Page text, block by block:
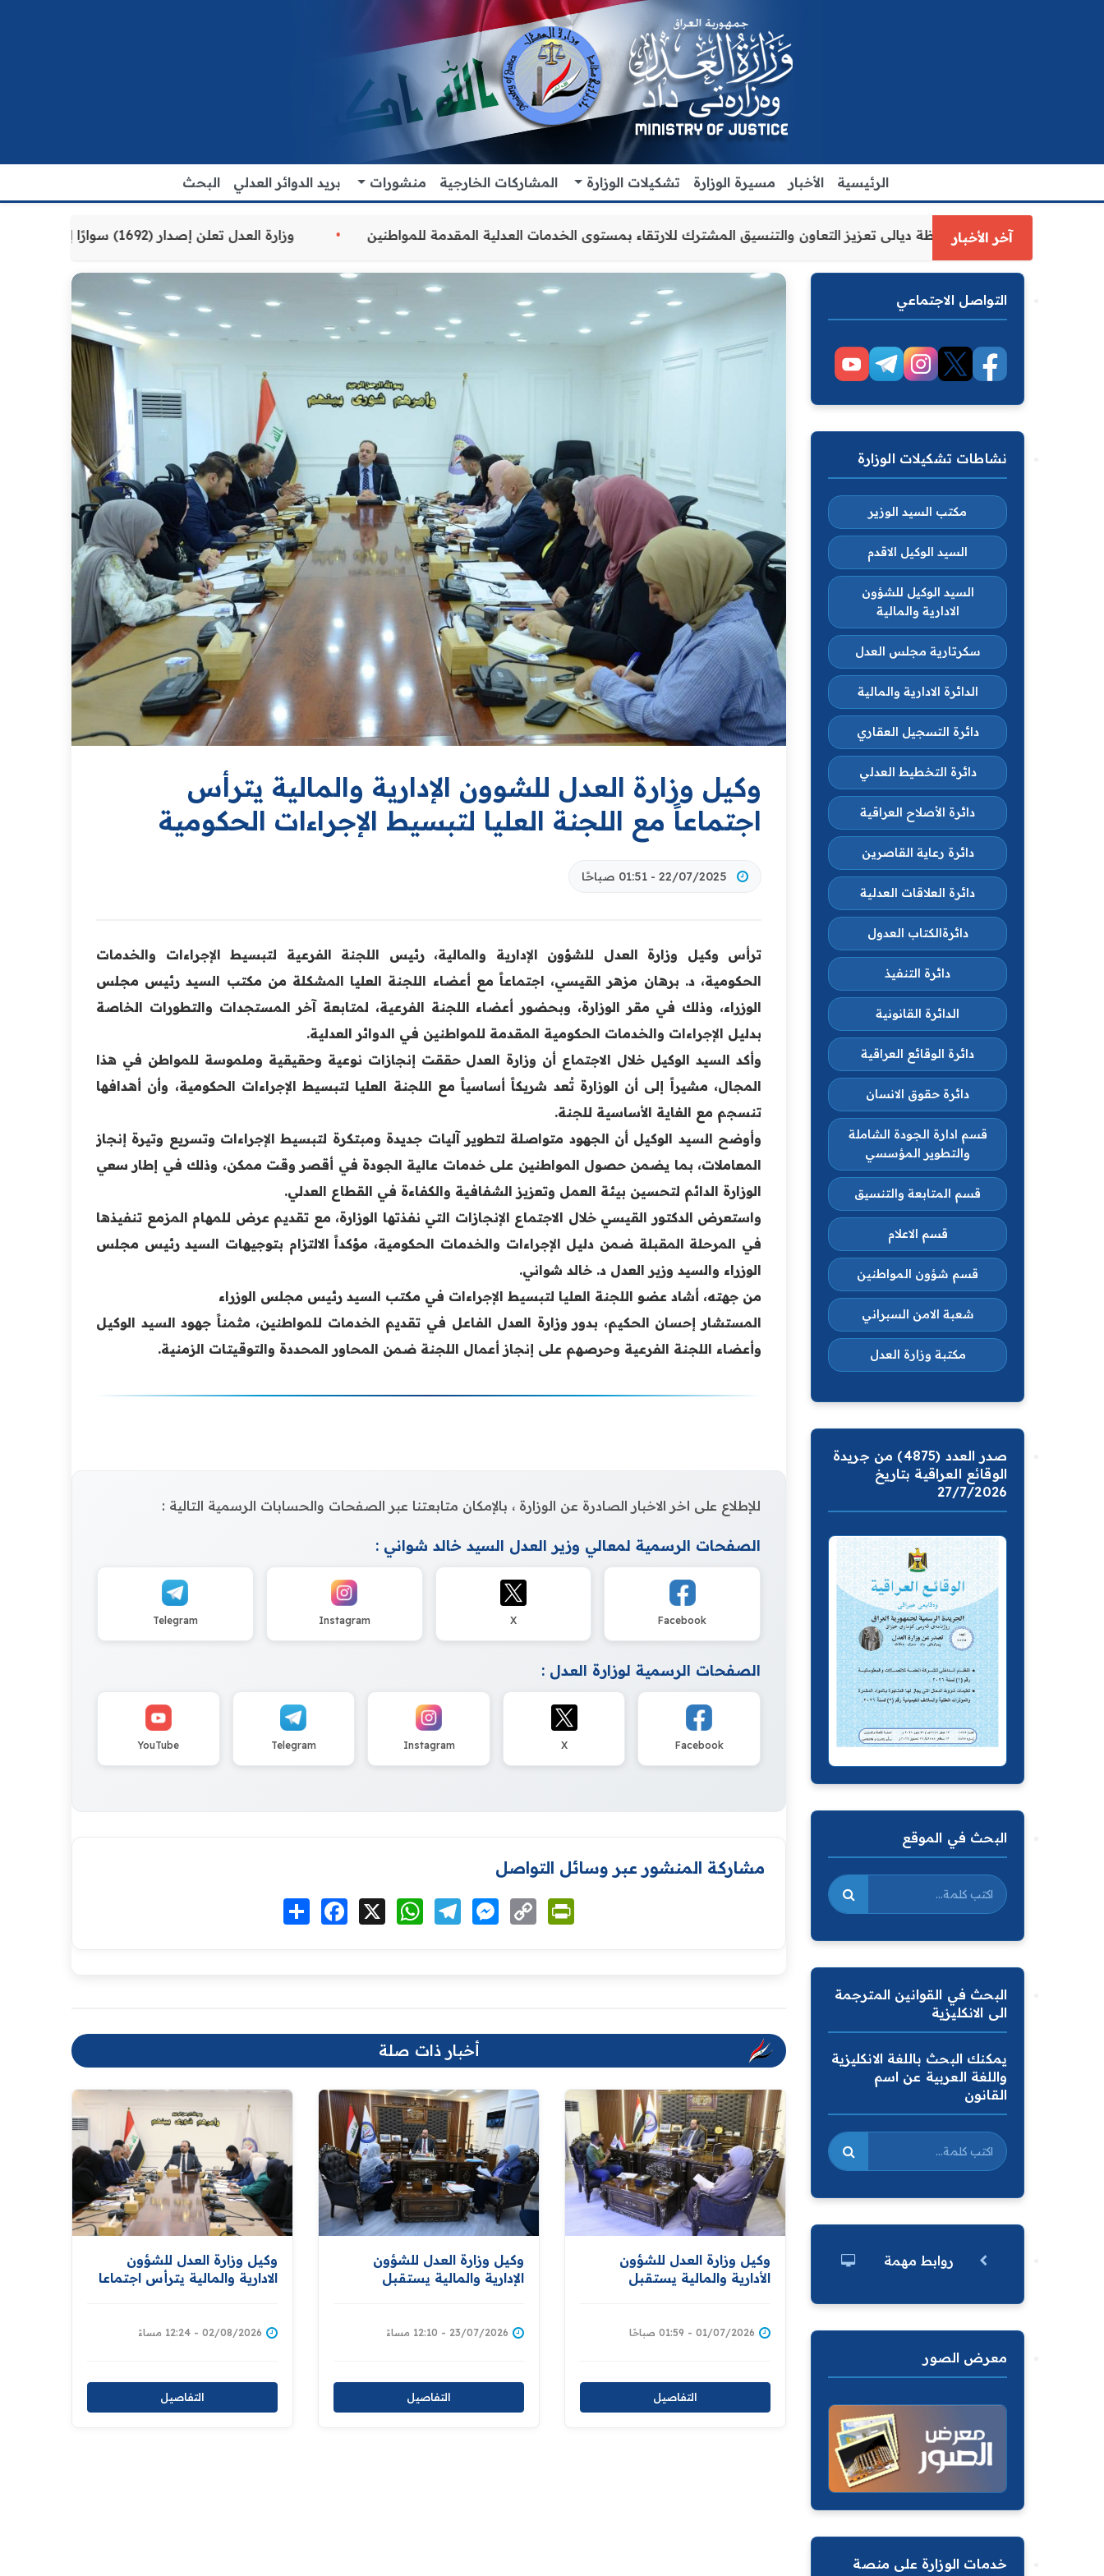
الرئيسية الأخبار مسيرة الوزارة تشكيلات الوزارة المشاركات الخارجية منشورات بريد الدوائر العدلي البحث
آخر الأخبار
العدل الاقدم يبحث مع رئيس مجلس محافظة ديالى تعزيز التعاون والتنسيق المشترك للارتقاء بمستوى الخدمات العدلية المقدمة للمواطنين وزارة العدل تعلن إصدار (1692) سوارًا إلكترونيًا لنزلاء سجن الناصرية المركزي لتنظيم التعاملات المالية داخل المؤسسات الإصلاحية
وكيل وزارة العدل للشوون الإدارية والمالية يترأس
اجتماعاً مع اللجنة العليا لتبسيط الإجراءات الحكومية
22/07/2025 - 01:51 صباحًا
ترأس وكيل وزارة العدل للشؤون الإدارية والمالية، رئيس اللجنة الفرعية لتبسيط الإجراءات والخدمات
الحكومية، د. برهان مزهر القيسي، اجتماعاً مع أعضاء اللجنة العليا المشكلة من مكتب السيد رئيس مجلس
الوزراء، وذلك في مقر الوزارة، وبحضور أعضاء اللجنة الفرعية، لمتابعة آخر المستجدات والتطورات الخاصة
بدليل الإجراءات والخدمات الحكومية المقدمة للمواطنين في الدوائر العدلية.
وأكد السيد الوكيل خلال الاجتماع أن وزارة العدل حققت إنجازات نوعية وحقيقية وملموسة للمواطن في هذا
المجال، مشيراً إلى أن الوزارة تُعد شريكاً أساسياً مع اللجنة العليا لتبسيط الإجراءات الحكومية، وأن أهدافها
تنسجم مع الغاية الأساسية للجنة.
وأوضح السيد الوكيل أن الجهود متواصلة لتطوير آليات جديدة ومبتكرة لتبسيط الإجراءات وتسريع وتيرة إنجاز
المعاملات، بما يضمن حصول المواطنين على خدمات عالية الجودة في أقصر وقت ممكن، وذلك في إطار سعي
الوزارة الدائم لتحسين بيئة العمل وتعزيز الشفافية والكفاءة في القطاع العدلي.
واستعرض الدكتور القيسي خلال الاجتماع الإنجازات التي نفذتها الوزارة، مع تقديم عرض للمهام المزمع تنفيذها
في المرحلة المقبلة ضمن دليل الإجراءات والخدمات الحكومية، مؤكداً الالتزام بتوجيهات السيد رئيس مجلس
الوزراء والسيد وزير العدل د. خالد شواني.
من جهته، أشاد عضو اللجنة العليا لتبسيط الإجراءات في مكتب السيد رئيس مجلس الوزراء
المستشار إحسان الحكيم، بدور وزارة العدل الفاعل في تقديم الخدمات للمواطنين، مثمناً جهود السيد الوكيل
وأعضاء اللجنة الفرعية وحرصهم على إنجاز أعمال اللجنة ضمن المحاور المحددة والتوقيتات الزمنية.
للإطلاع على اخر الاخبار الصادرة عن الوزارة ، بالإمكان متابعتنا عبر الصفحات والحسابات الرسمية التالية :
الصفحات الرسمية لمعالي وزير العدل السيد خالد شواني :
Facebook
X
Instagram
Telegram
الصفحات الرسمية لوزارة العدل :
Facebook
X
Instagram
Telegram
YouTube
مشاركة المنشور عبر وسائل التواصل
انشر Facebook WhatsAppTelegramMessenger
Copy
Link
أخبار ذات صلة
وكيل وزارة العدل للشؤون
الادارية والمالية يترأس اجتماعا
02/08/2026 - 12:24 مساءً
التفاصيل
وكيل وزارة العدل للشؤون
الإدارية والمالية يستقبل
23/07/2026 - 12:10 مساءً
التفاصيل
وكيل وزارة العدل للشؤون
الأدارية والمالية يستقبل
وشكاواهم
01/07/2026 - 01:59 صباحًا
التفاصيل
التواصل الاجتماعي
نشاطات تشكيلات الوزارة
مكتب السيد الوزير
السيد الوكيل الاقدم
السيد الوكيل للشؤون
الادارية والمالية
سكرتارية مجلس العدل
الدائرة الادارية والمالية
دائرة التسجيل العقاري
دائرة التخطيط العدلي
دائرة الأصلاح العراقية
دائرة رعاية القاصرين
دائرة العلاقات العدلية
دائرةالكتاب العدول
دائرة التنفيذ
الدائرة القانونية
دائرة الوقائع العراقية
دائرة حقوق الانسان
قسم ادارة الجودة الشاملة
والتطوير المؤسسي
قسم المتابعة والتنسيق
قسم الاعلام
قسم شؤون المواطنين
شعبة الامن السبراني
مكتبة وزارة العدل
صدر العدد (4875) من جريدة
الوقائع العراقية بتاريخ
27/7/2026
البحث في الموقع
البحث في القوانين المترجمة
الى الانكليزية
يمكنك البحث باللغة الانكليزية
واللغة العربية عن اسم
القانون
روابط مهمة
معرض الصور
خدمات الوزارة على منصة